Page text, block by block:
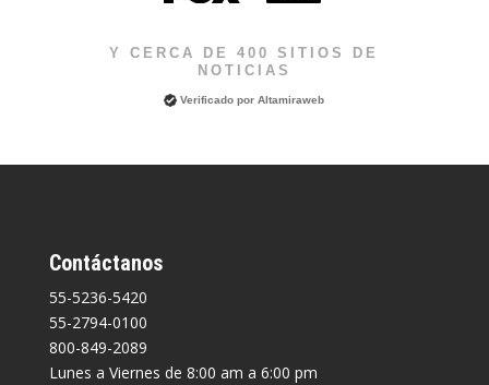
Y CERCA DE 400 SITIOS DE
NOTICIAS
Verificado porAltamiraweb
Contáctanos
55-5236-5420
55-2794-0100
800-849-2089
Lunes a Viernes de 8:00 am a 6:00 pm